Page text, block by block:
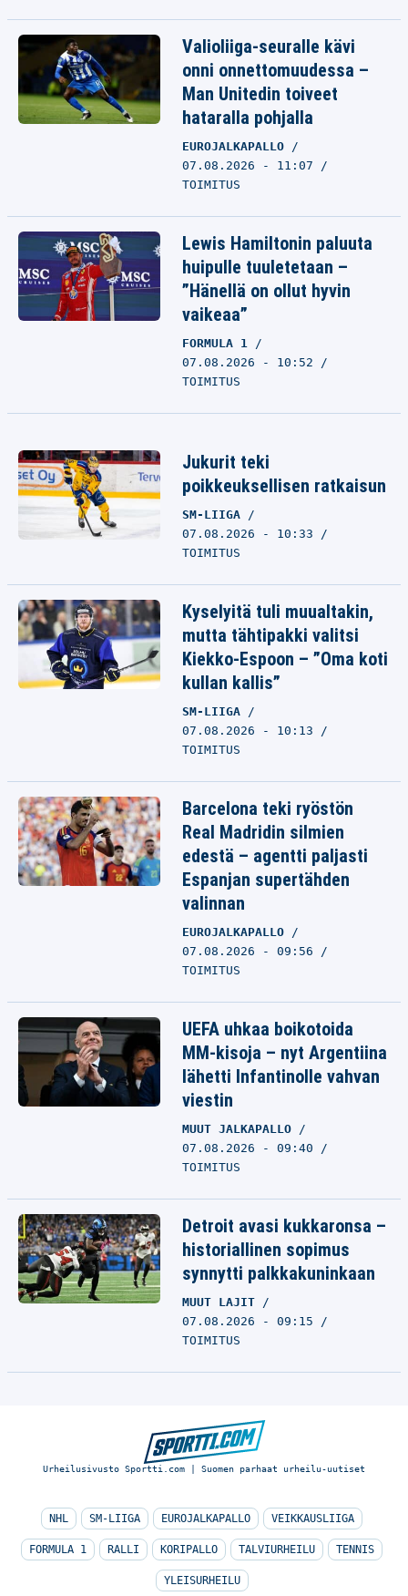
Valioliiga-seuralle kävi
onni onnettomuudessa –
Man Unitedin toiveet
hataralla pohjalla
EUROJALKAPALLO
07.08.2026 - 11:07
TOIMITUS
Lewis Hamiltonin paluuta
huipulle tuuletetaan –
”Hänellä on ollut hyvin
vaikeaa”
FORMULA 1
07.08.2026 - 10:52
TOIMITUS
Jukurit teki
poikkeuksellisen ratkaisun
SM-LIIGA
07.08.2026 - 10:33
TOIMITUS
Kyselyitä tuli muualtakin,
mutta tähtipakki valitsi
Kiekko-Espoon – ”Oma koti
kullan kallis”
SM-LIIGA
07.08.2026 - 10:13
TOIMITUS
Barcelona teki ryöstön
Real Madridin silmien
edestä – agentti paljasti
Espanjan supertähden
valinnan
EUROJALKAPALLO
07.08.2026 - 09:56
TOIMITUS
UEFA uhkaa boikotoida
MM-kisoja – nyt Argentiina
lähetti Infantinolle vahvan
viestin
MUUT JALKAPALLO
07.08.2026 - 09:40
TOIMITUS
Detroit avasi kukkaronsa –
historiallinen sopimus
synnytti palkkakuninkaan
MUUT LAJIT
07.08.2026 - 09:15
TOIMITUS
Urheilusivusto Sportti.com | Suomen parhaat urheilu-uutiset
NHL SM-LIIGA EUROJALKAPALLO VEIKKAUSLIIGA
FORMULA 1 RALLI KORIPALLO TALVIURHEILU TENNIS
YLEISURHEILU